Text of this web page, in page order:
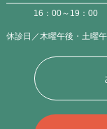
16：00～19：00
休診日／木曜午後・土曜